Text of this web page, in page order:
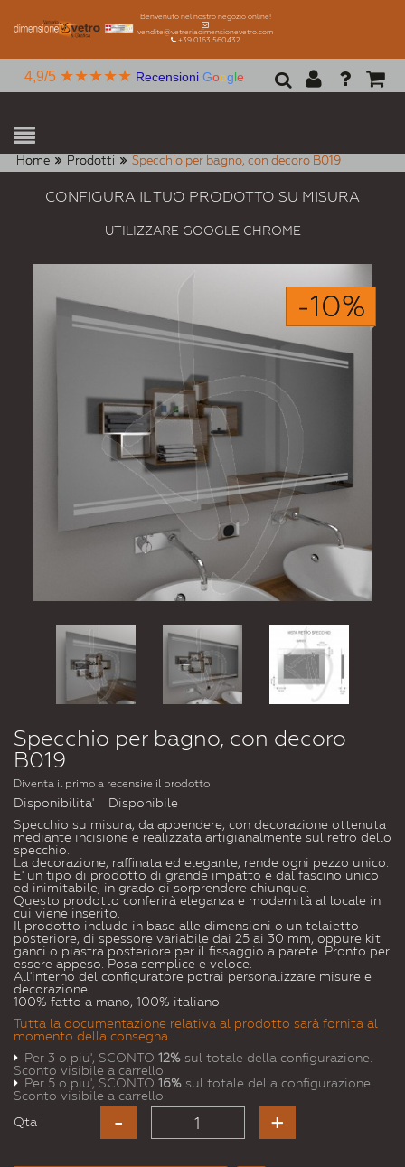
Benvenuto nel nostro negozio online!
vendite@vetreriadimensionevetro.com
+39 0163 560432
4,9/5 ★★★★★ Recensioni Google
Home Prodotti Specchio per bagno, con decoro B019
CONFIGURA IL TUO PRODOTTO SU MISURA
UTILIZZARE GOOGLE CHROME
-10%
Specchio per bagno, con decoro
B019
Diventa il primo a recensire il prodotto
Disponibilita'
Disponibile
Specchio su misura, da appendere, con decorazione ottenuta
mediante incisione e realizzata artigianalmente sul retro dello
specchio.
La decorazione, raffinata ed elegante, rende ogni pezzo unico.
E' un tipo di prodotto di grande impatto e dal fascino unico
ed inimitabile, in grado di sorprendere chiunque.
Questo prodotto conferirà eleganza e modernità al locale in
cui viene inserito.
Il prodotto include in base alle dimensioni o un telaietto
posteriore, di spessore variabile dai 25 ai 30 mm, oppure kit
ganci o piastra posteriore per il fissaggio a parete. Pronto per
essere appeso. Posa semplice e veloce.
All'interno del configuratore potrai personalizzare misure e
decorazione.
100% fatto a mano, 100% italiano.
Tutta la documentazione relativa al prodotto sarà fornita al
momento della consegna
Per 3 o piu', SCONTO 12% sul totale della configurazione.
Sconto visibile a carrello.
Per 5 o piu', SCONTO 16% sul totale della configurazione.
Sconto visibile a carrello.
Qta :